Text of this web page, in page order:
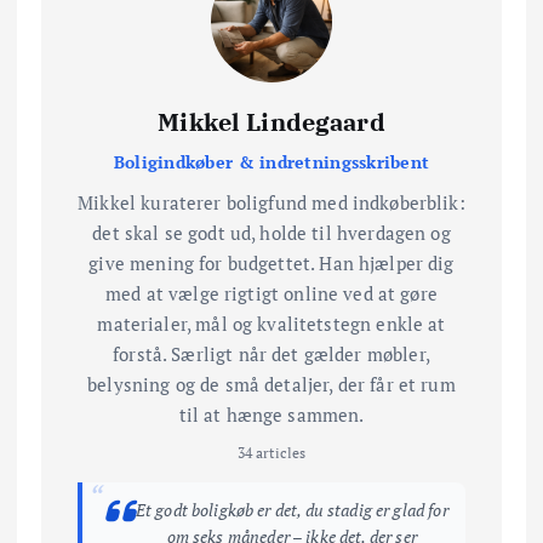
Mikkel Lindegaard
Boligindkøber & indretningsskribent
Mikkel kuraterer boligfund med indkøberblik:
det skal se godt ud, holde til hverdagen og
give mening for budgettet. Han hjælper dig
med at vælge rigtigt online ved at gøre
materialer, mål og kvalitetstegn enkle at
forstå. Særligt når det gælder møbler,
belysning og de små detaljer, der får et rum
til at hænge sammen.
34 articles
“
Et godt boligkøb er det, du stadig er glad for
om seks måneder – ikke det, der ser